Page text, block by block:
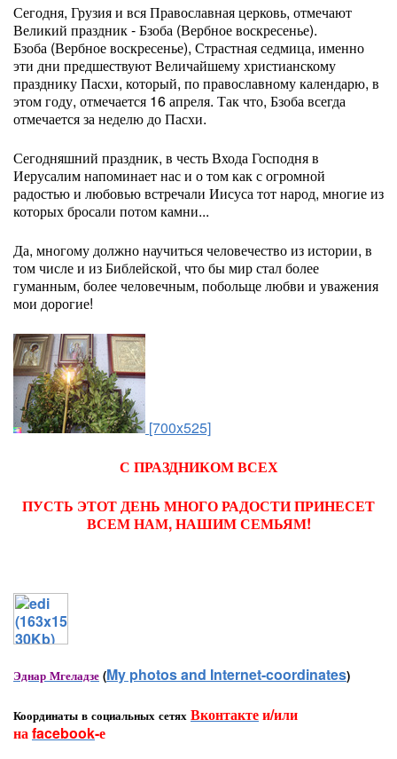
Сегодня, Грузия и вся Православная церковь, отмечают
Великий праздник - Бзоба (Вербное воскресенье).
Бзоба (Вербное воскресенье), Страстная седмица, именно
эти дни предшествуют Величайшему христианскому
празднику Пасхи, который, по православному календарю, в
этом году, отмечается 16 апреля. Так что, Бзоба всегда
отмечается за неделю до Пасхи.
Сегодняшний праздник, в честь Входа Господня в
Иерусалим напоминает нас и о том как с огромной
радостью и любовью встречали Иисуса тот народ, многие из
которых бросали потом камни...
Да, многому должно научиться человечество из истории, в
том числе и из Библейской, что бы мир стал более
гуманным, более человечным, побольще любви и уважения
мои дорогие!
[700x525]
С ПРАЗДНИКОМ ВСЕХ
ПУСТЬ ЭТОТ ДЕНЬ МНОГО РАДОСТИ ПРИНЕСЕТ
ВСЕМ НАМ, НАШИМ СЕМЬЯМ!
Эднар Мгеладзе (My photos and Internet-coordinates)
Координаты в социальных сетях Вконтактеи/или
наfacebook-е